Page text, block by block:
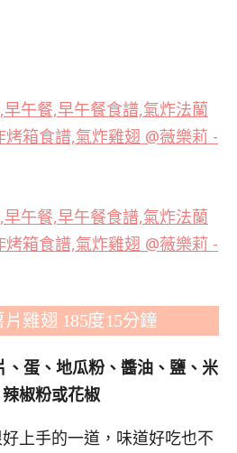
雞翅 185度15分鐘
蛋、地瓜粉、醬油、鹽、米
椒粉或花椒
上手的一道，味道好吃也不